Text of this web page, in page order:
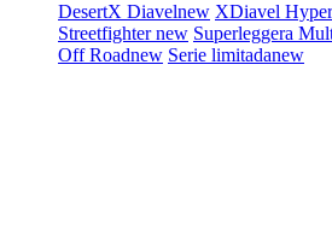
DesertX Diavelnew XDiavel
Streetfighternew Superleggera
Off Roadnew Serie limitadanew